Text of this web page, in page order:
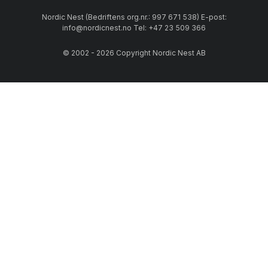
Nordic Nest (Bedriftens org.nr.: 997 671 538) E-post:
info@nordicnest.no Tel: +47 23 509 366
© 2002 - 2026 Copyright Nordic Nest AB